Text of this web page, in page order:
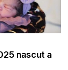
nascut a